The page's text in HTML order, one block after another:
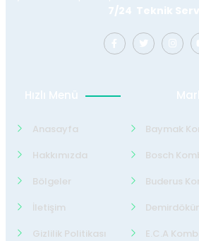
7/24 Teknik
Hızlı Menü
Anasayfa
Hakkımızda
Bölgeler
İletişim
Gizlilik Politikası
Baymak
Bosch
Buderus
E.C.A